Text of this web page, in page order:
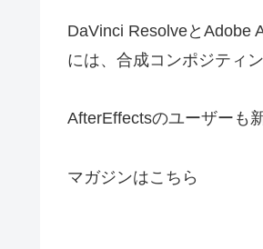
DaVinci ResolveとAdobe
には、合成コンポジティ
AfterEffectsのユーザーも
マガジンはこちら